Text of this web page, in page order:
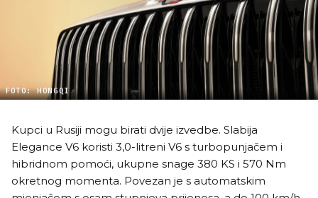
FOTO: HONGQI
Kupci u Rusiji mogu birati dvije izvedbe. Slabija
Elegance V6 koristi 3,0-litreni V6 s turbopunjačem i
hibridnom pomoći, ukupne snage 380 KS i 570 Nm
okretnog momenta. Povezan je s automatskim